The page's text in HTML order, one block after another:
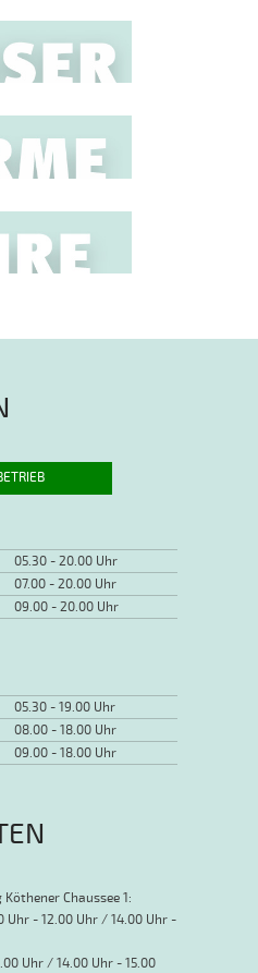
05.30 - 20.00 Uhr
07.00 - 20.00 Uhr
09.00 - 20.00 Uhr
05.30 - 19.00 Uhr
08.00 - 18.00 Uhr
09.00 - 18.00 Uhr
Chaussee 1:
- 12.00 Uhr / 14.00 Uhr -
Uhr / 14.00 Uhr - 15.00